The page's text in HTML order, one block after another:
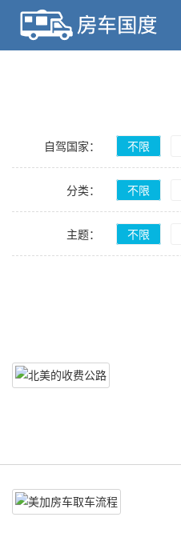
自驾国家： 不限
阿根廷
分类： 不限
主题： 不限